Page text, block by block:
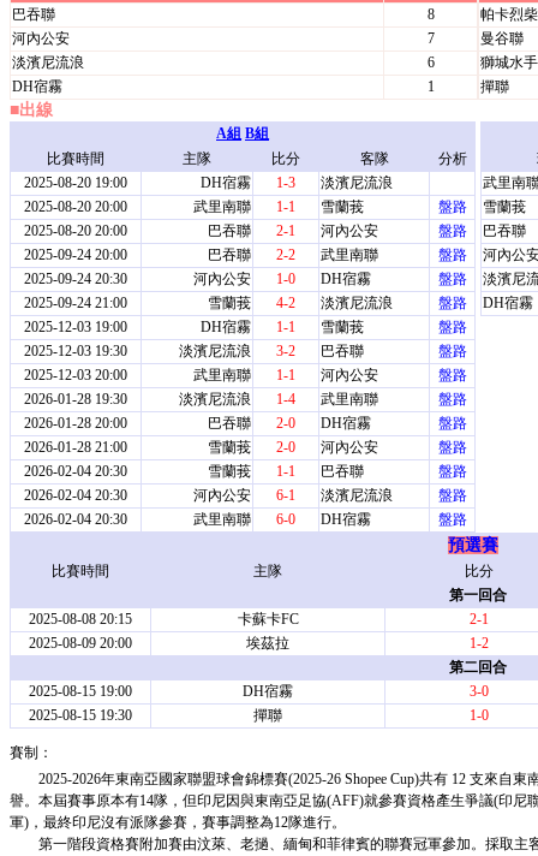
巴吞聯
8
河內公安
7
淡濱尼流浪
6
DH宿霧
1
帕卡烈
曼谷聯
獅城水手
撣聯
■出線
A組 B組
比賽時間
主隊 比分 客隊
分析
2025-08-20 19:00
DH宿霧 1-3
淡濱尼流浪
2025-08-20 20:00
武里南聯 1-1 雪蘭莪
盤路
2025-08-20 20:00
巴吞聯 2-1 河內公安
盤路
2025-09-24 20:00
巴吞聯 2-2 武里南聯
盤路
2025-09-24 20:30
河內公安 1-0 DH宿霧
盤路
2025-09-24 21:00
雪蘭莪 4-2 淡濱尼流浪
盤路
2025-12-03 19:00
DH宿霧 1-1 雪蘭莪
盤路
2025-12-03 19:30
淡濱尼流浪 3-2 巴吞聯
盤路
2025-12-03 20:00
武里南聯 1-1 河內公安
盤路
2026-01-28 19:30
淡濱尼流浪 1-4 武里南聯
盤路
2026-01-28 20:00
巴吞聯 2-0 DH宿霧
盤路
2026-01-28 21:00
雪蘭莪 2-0 河內公安
盤路
2026-02-04 20:30
雪蘭莪 1-1 巴吞聯
盤路
2026-02-04 20:30
河內公安 6-1 淡濱尼流浪
盤路
2026-02-04 20:30
武里南聯 6-0 DH宿霧 盤路
武里南
雪蘭莪
巴吞聯
河內公
淡濱尼
DH宿霧
預選賽
比賽時間 主隊
比分
第一回合
2025-08-08 20:15
卡蘇卡FC
2-1
2025-08-09 20:00
埃茲拉
1-2
第二回合
2025-08-15 19:00
DH宿霧
3-0
2025-08-15 19:30
撣聯 1-0
賽制：
2025-2026年東南亞國家聯盟球會錦標賽(2025-26 Shopee Cup)共有 12 支來自
譽。本屆賽事原本有14隊，但印尼因與東南亞足協(AFF)就參賽資格產生爭議(印
軍)，最終印尼沒有派隊參賽，賽事調整為12隊進行。
第一階段資格賽附加賽由汶萊、老撾、緬甸和菲律賓的聯賽冠軍參加。採取主